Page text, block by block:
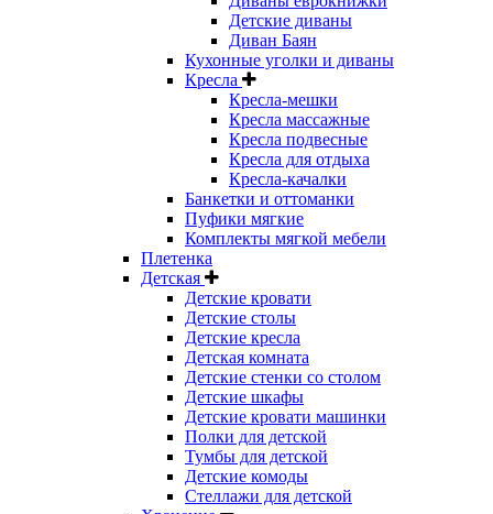
Детские диваны
Диван Баян
Кухонные уголки и диваны
Кресла
Кресла-мешки
Кресла массажные
Кресла подвесные
Кресла для отдыха
Кресла-качалки
Банкетки и оттоманки
Пуфики мягкие
Комплекты мягкой мебели
Плетенка
Детская
Детские кровати
Детские столы
Детские кресла
Детская комната
Детские стенки со столом
Детские шкафы
Детские кровати машинки
Полки для детской
Тумбы для детской
Детские комоды
Стеллажи для детской